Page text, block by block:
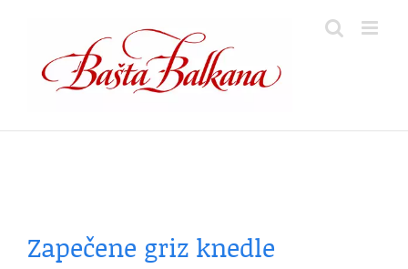
content
Zapečene griz knedle